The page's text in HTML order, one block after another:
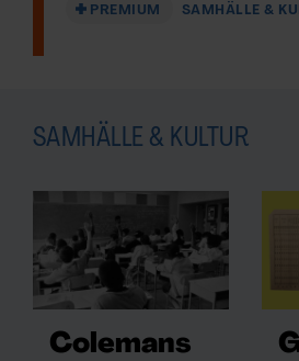
PREMIUM SAMHÄLLE &
SAMHÄLLE & KULTUR
Colemans